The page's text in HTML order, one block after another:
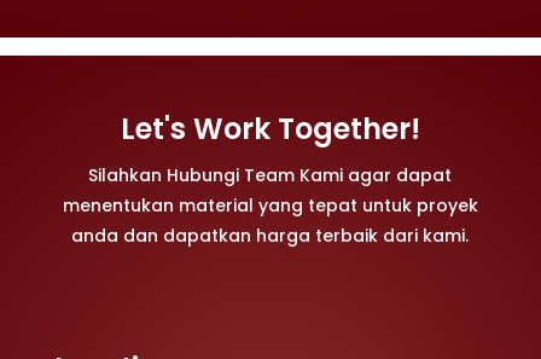
Let's Work Together!
Silahkan Hubungi Team Kami agar dapat
menentukan material yang tepat untuk proyek
anda dan dapatkan harga terbaik dari kami.